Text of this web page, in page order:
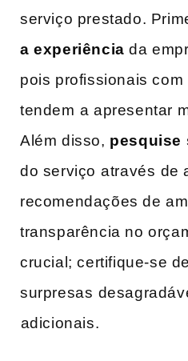
serviço prestado.‌
a experiência da
pois profissionais
tendem⁢ a apresentar
Além disso, pesquise‍
do serviço ⁤através⁣ de
recomendações de
transparência no
crucial; certifique-se
surpresas
⁣adicionais.